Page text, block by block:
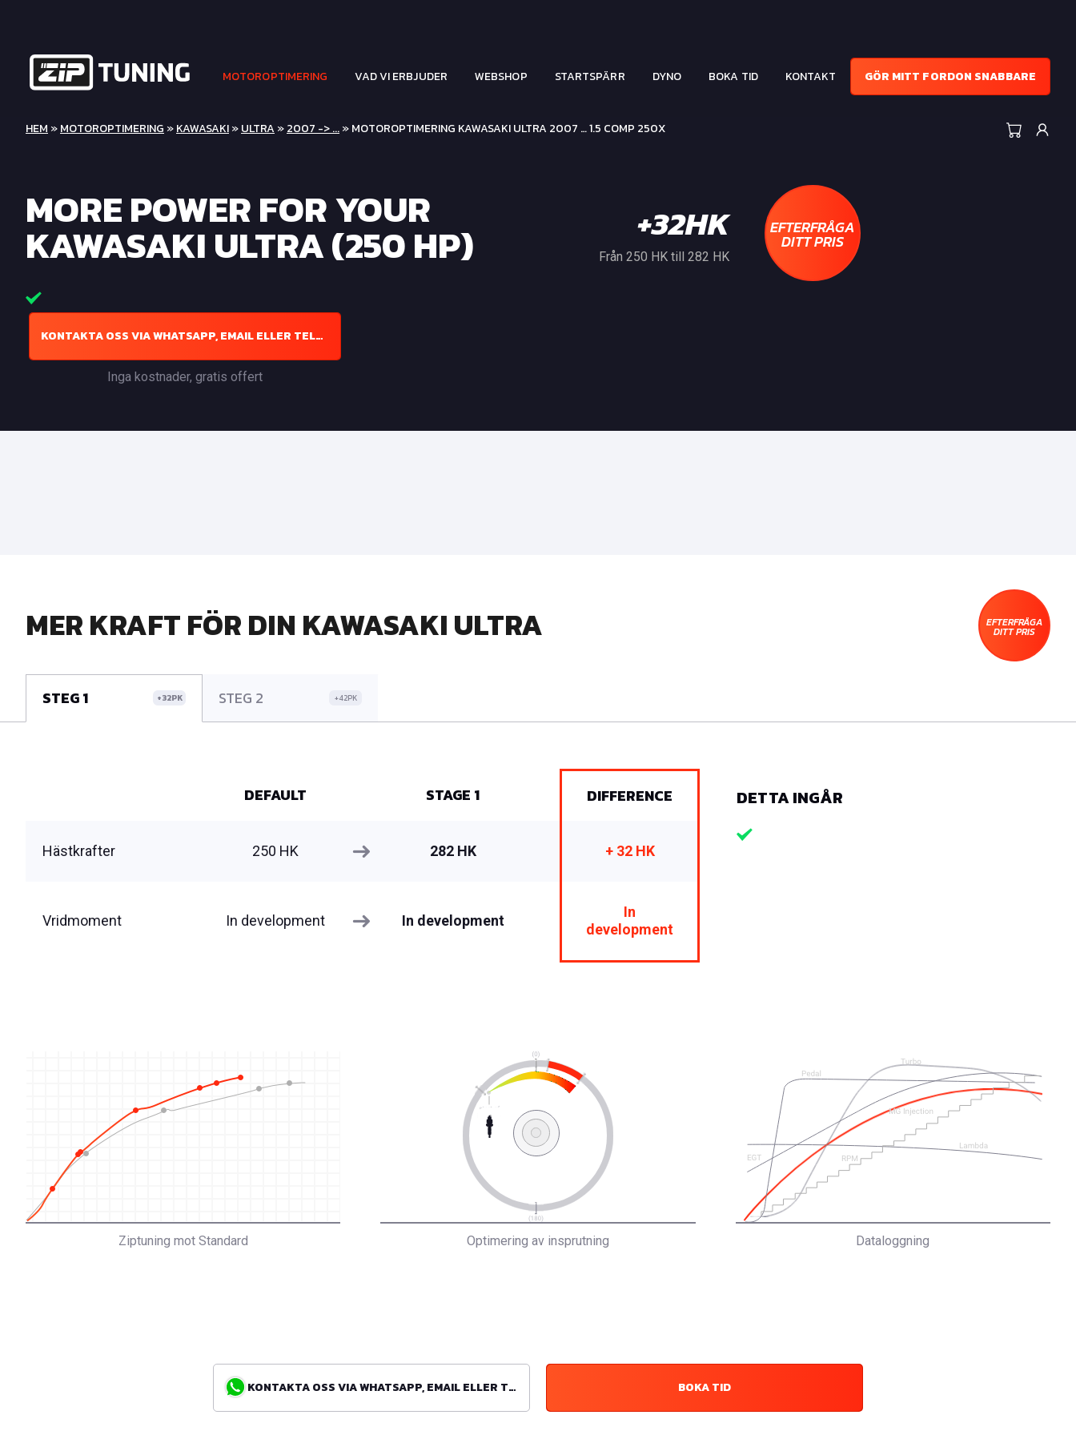
MOTOROPTIMERING VAD VI ERBJUDER WEBSHOP STARTSPÄRR DYNO BOKA TID KONTAKT GÖR MITT FORDON SNABBARE
HEM »MOTOROPTIMERING »KAWASAKI»ULTRA »2007 -> ...» MOTOROPTIMERING KAWASAKI ULTRA 2007 … 1.5 COMP 250X
MORE POWER FOR YOUR
KAWASAKI ULTRA (250 HP)
KONTAKTA OSS VIA WHATSAPP, EMAIL ELLER TELEFON
Inga kostnader, gratis offert
+32HK
Från 250 HK till 282 HK
EFTERFRÅGA
DITT PRIS
MER KRAFT FÖR DIN KAWASAKI ULTRA EFTERFRÅGA
DITT PRIS
STEG 1 +32PK STEG 2 +42PK
DEFAULT STAGE 1 DIFFERENCE
Hästkrafter 250 HK 282 HK + 32 HK
Vridmoment In development In development
In
development
DETTA INGÅR
Ziptuning mot Standard Optimering av insprutning Dataloggning
KONTAKTA OSS VIA WHATSAPP, EMAIL ELLER TELEFON BOKA TID